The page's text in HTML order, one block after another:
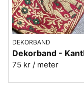
DEKORBAND
75 kr / meter